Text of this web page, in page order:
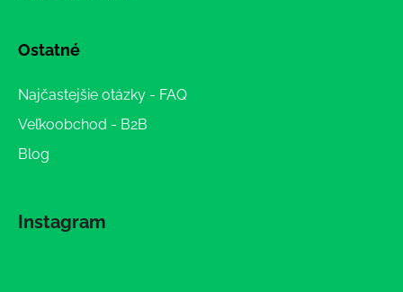
Ostatné
Najčastejšie otázky - FAQ
Veľkoobchod - B2B
Blog
Instagram